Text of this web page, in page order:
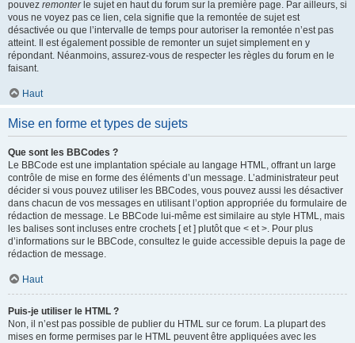
pouvez remonterle sujet en haut du forum sur la première page. Par ailleurs, si
vous ne voyez pas ce lien, cela signifie que la remontée de sujet est
désactivée ou que l’intervalle de temps pour autoriser la remontée n’est pas
atteint. Il est également possible de remonter un sujet simplement en y
répondant. Néanmoins, assurez-vous de respecter les règles du forum en le
faisant.
Haut
Mise en forme et types de sujets
Que sont les BBCodes ?
Le BBCode est une implantation spéciale au langage HTML, offrant un large
contrôle de mise en forme des éléments d’un message. L’administrateur peut
décider si vous pouvez utiliser les BBCodes, vous pouvez aussi les désactiver
dans chacun de vos messages en utilisant l’option appropriée du formulaire de
rédaction de message. Le BBCode lui-même est similaire au style HTML, mais
les balises sont incluses entre crochets [ et ] plutôt que < et >. Pour plus
d’informations sur le BBCode, consultez le guide accessible depuis la page de
rédaction de message.
Haut
Puis-je utiliser le HTML ?
Non, il n’est pas possible de publier du HTML sur ce forum. La plupart des
mises en forme permises par le HTML peuvent être appliquées avec les